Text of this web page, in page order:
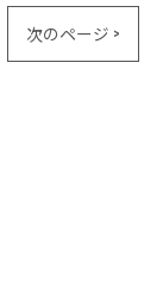
次のページ >